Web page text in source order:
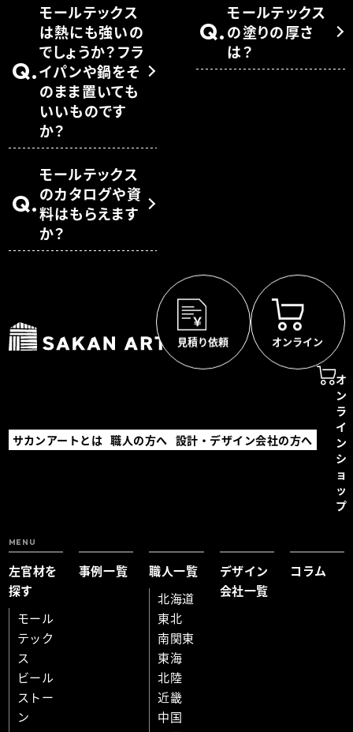
Q.
モールテックス
は熱にも強いの
でしょうか？フラ
イパンや鍋をそ
のまま置いても
いいものです
か？
Q.
モールテックス
の塗りの厚さ
は？
Q.
モールテックス
のカタログや資
料はもらえます
か？
サカンアートとは 職人の方へ 設計・デザイン会社の方へ
オ
ン
ラ
イ
ン
シ
ョ
ッ
プ
MENU
左官材を
探す
モール
テック
ス
ビール
ストー
ン
事例一覧
職人一覧
北海道
東北
南関東
東海
北陸
近畿
中国
デザイン
会社一覧
コラム
見積り依頼 オンライン